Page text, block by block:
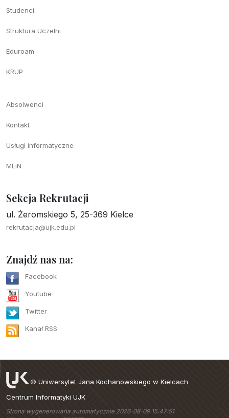
Studenci
Struktura Uczelni
Eduroam
KRUP
Absolwenci
Kontakt
Usługi informatyczne
MEiN
Sekcja Rekrutacji
ul. Żeromskiego 5, 25-369 Kielce
rekrutacja@ujk.edu.pl
Znajdź nas na:
Facebook
Youtube
Twitter
Kanał RSS
© Uniwersytet Jana Kochanowskiego w Kielcach
Centrum Informatyki UJK
Strona wygenerowana automatycznie 2026-08-09 15:47:51